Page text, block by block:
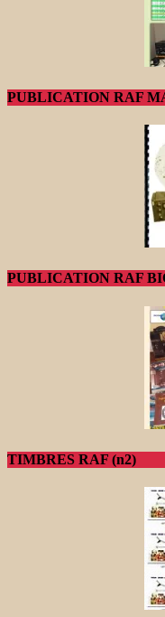
PUBLICATION RAF
PUBLICATION RAF
TIMBRES RAF (n2)